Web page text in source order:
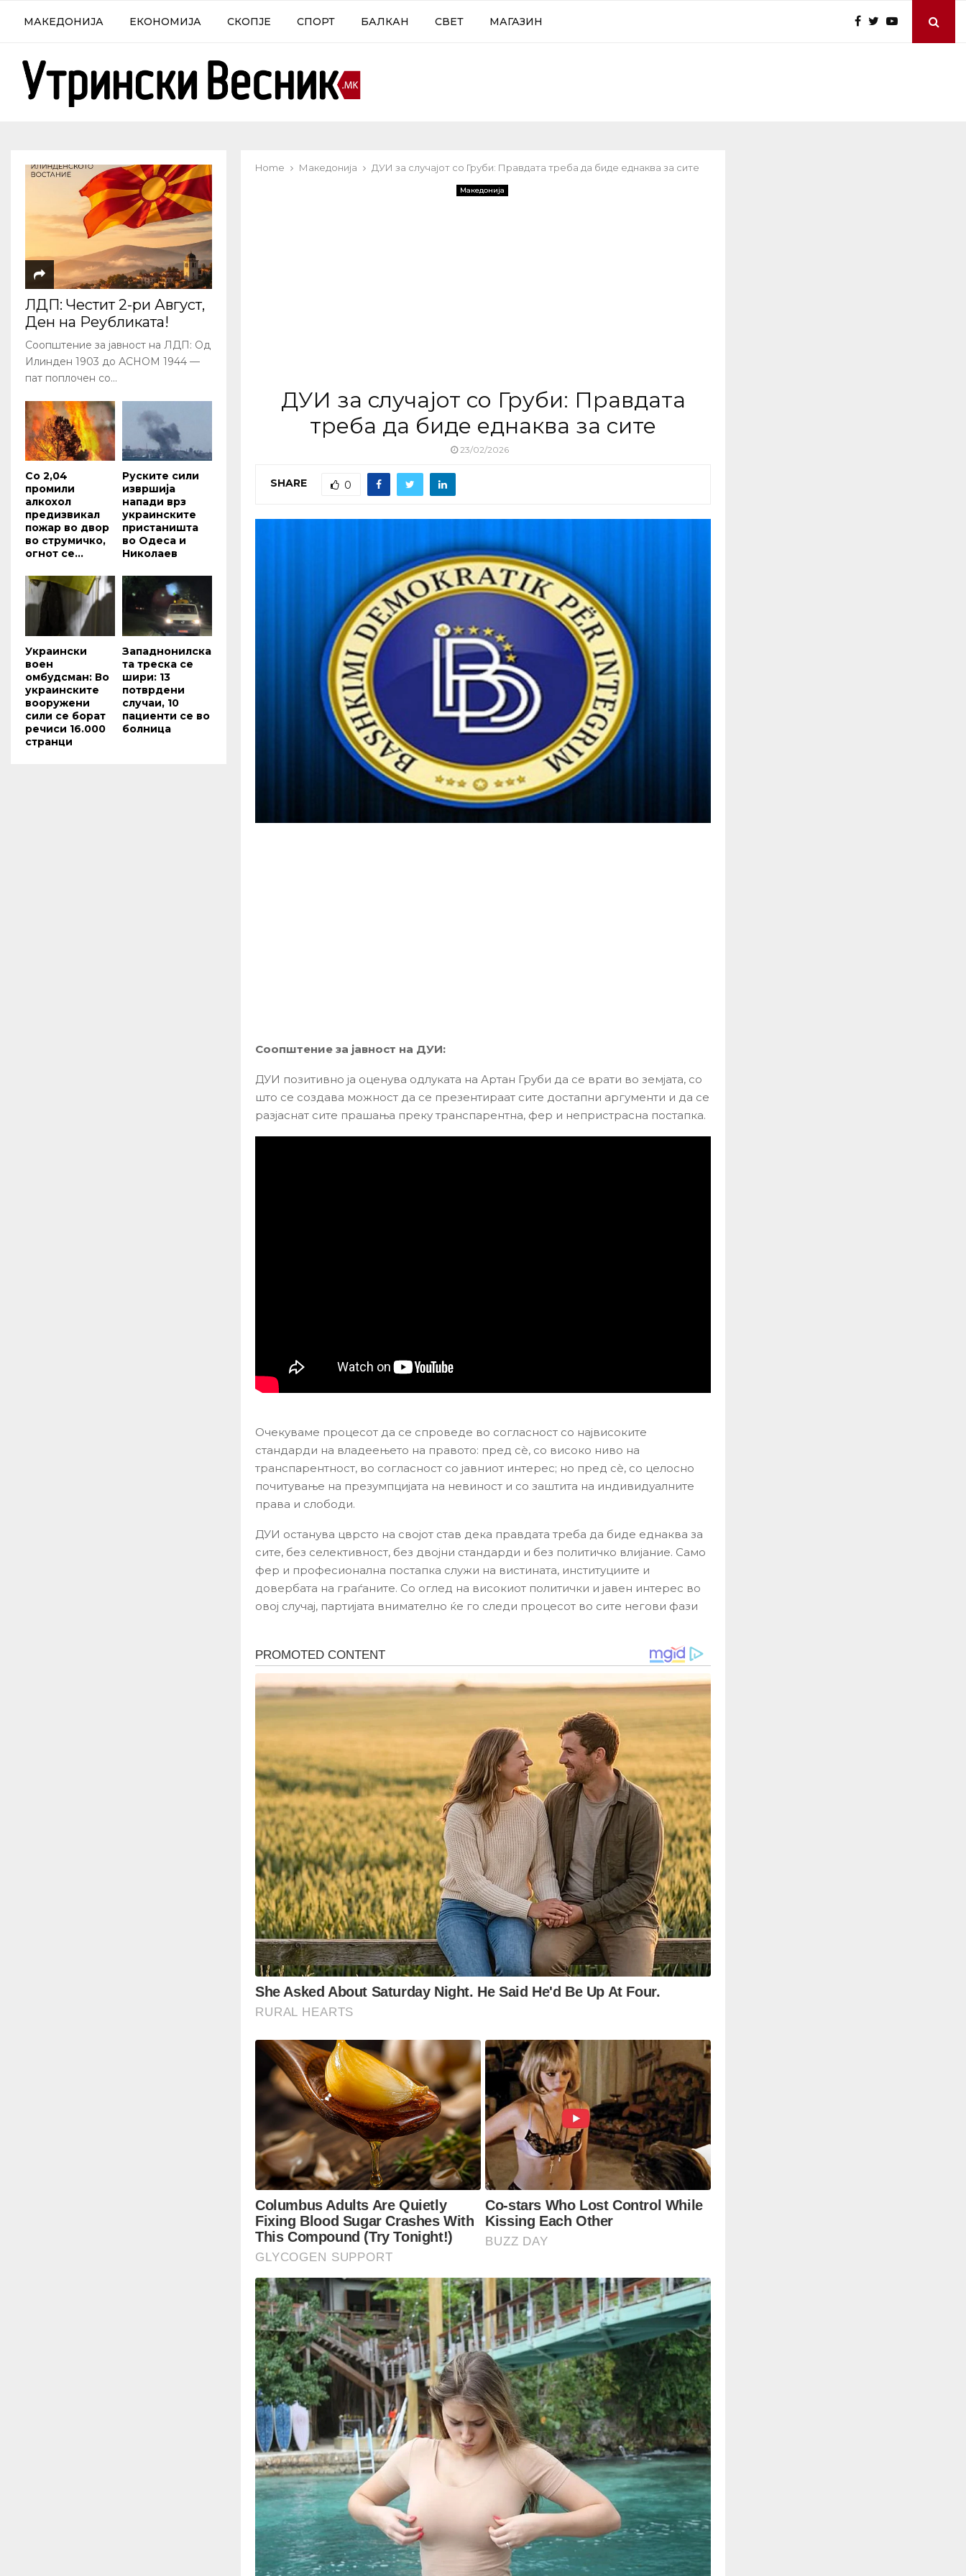
МАКЕДОНИЈА ЕКОНОМИЈА СКОПЈЕ СПОРТ БАЛКАН СВЕТ МАГАЗИН
Home Македонија ДУИ за случајот со Груби: Правдата треба да биде еднаква за сите
Македонија
ДУИ за случајот со Груби: Правдата
треба да биде еднаква за сите
23/02/2026
SHARE 0
Соопштение за јавност на ДУИ:
ДУИ позитивно ја оценува одлуката на Артан Груби да се врати во земјата, со
што се создава можност да се презентираат сите достапни аргументи и да се
разјаснат сите прашања преку транспарентна, фер и непристрасна постапка.
Очекуваме процесот да се спроведе во согласност со највисоките
стандарди на владеењето на правото: пред сè, со високо ниво на
транспарентност, во согласност со јавниот интерес; но пред сè, со целосно
почитување на презумпцијата на невиност и со заштита на индивидуалните
права и слободи.
ДУИ останува цврсто на својот став дека правдата треба да биде еднаква за
сите, без селективност, без двојни стандарди и без политичко влијание. Само
фер и професионална постапка служи на вистината, институциите и
довербата на граѓаните. Со оглед на високиот политички и јавен интерес во
овој случај, партијата внимателно ќе го следи процесот во сите негови фази
ЛДП: Честит 2-ри Август,
Ден на Реубликата!
Соопштение за јавност на ЛДП: Од
Илинден 1903 до АСНОМ 1944 —
пат поплочен со...
Со 2,04
промили
алкохол
предизвикал
пожар во двор
во струмичко,
огнот се...
Руските сили
извршија
напади врз
украинските
пристаништа
во Одеса и
Николаев
Украински
воен
омбудсман: Во
украинските
вооружени
сили се борат
речиси 16.000
странци
Западнонилска
та треска се
шири: 13
потврдени
случаи, 10
пациенти се во
болница